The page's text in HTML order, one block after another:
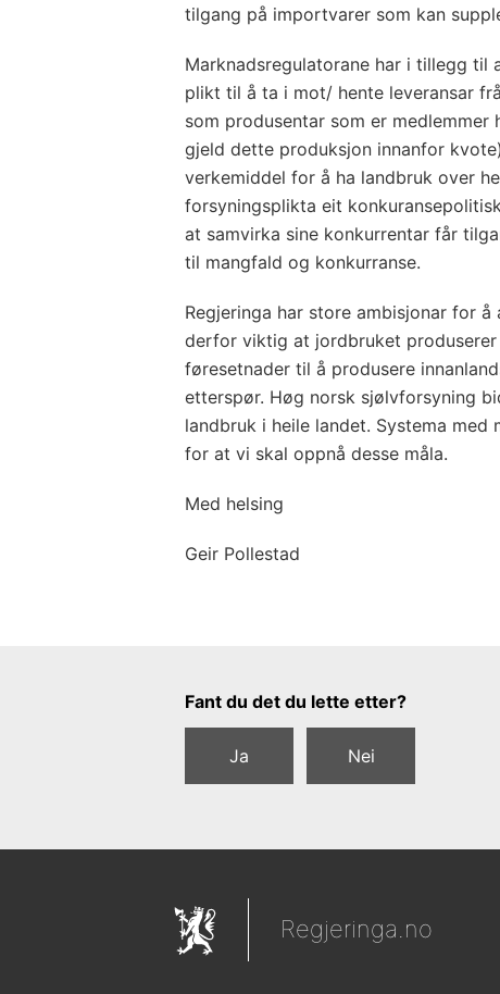
tilgang på importvarer som kan
Marknadsregulatorane har i tillegg til
plikt til å ta i mot/ hente leveransar
som produsentar som er
gjeld dette produksjon innanfor
verkemiddel for å ha landbruk over
forsyningsplikta eit
at samvirka sine konkurrentar får
til mangfald og konkurranse.
Regjeringa har store ambisjonar for
derfor viktig at jordbruket
føresetnader til å produsere
etterspør. Høg norsk sjølvforsyning
landbruk i heile landet. Systema med
for at vi skal oppnå desse måla.
Med helsing
Geir Pollestad
Tilbakemeldingsskjema
Fant du det du lette etter?
Ja Nei
Regjeringa.no